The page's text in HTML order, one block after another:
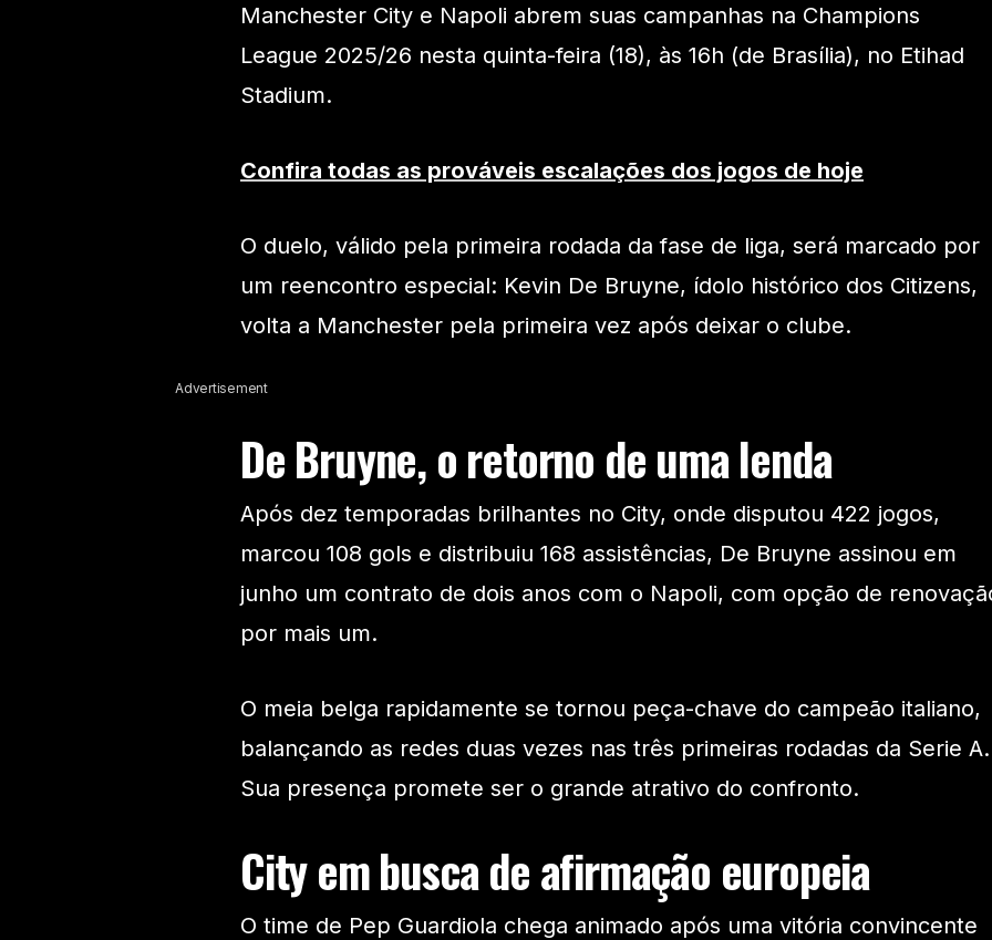
Manchester City e Napoli abrem suas campanhas na Champions
League 2025/26 nesta quinta-feira (18), às 16h (de Brasília), no Etihad
Stadium.
Confira todas as prováveis escalações dos jogos de hoje
O duelo, válido pela primeira rodada da fase de liga, será marcado por
um reencontro especial: Kevin De Bruyne, ídolo histórico dos Citizens,
volta a Manchester pela primeira vez após deixar o clube.
Advertisement
De Bruyne, o retorno de uma lenda
Após dez temporadas brilhantes no City, onde disputou 422 jogos,
marcou 108 gols e distribuiu 168 assistências, De Bruyne assinou em
junho um contrato de dois anos com o Napoli, com opção de
por mais um.
O meia belga rapidamente se tornou peça-chave do campeão italiano,
balançando as redes duas vezes nas três primeiras rodadas da Serie A.
Sua presença promete ser o grande atrativo do confronto.
City em busca de afirmação europeia
O time de Pep Guardiola chega animado após uma vitória convincente